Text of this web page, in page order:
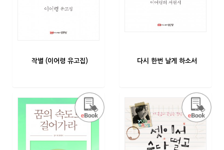
작별 (이어령 유고집) 다시 한번 날게 하소서